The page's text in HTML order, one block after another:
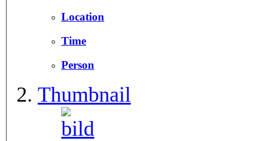
Location
Time
Person
Thumbnail